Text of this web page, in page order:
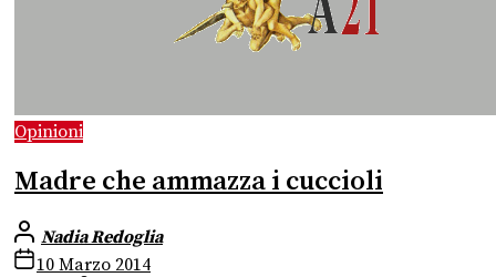
Opinioni
Madre che ammazza i cuccioli
Nadia Redoglia
10 Marzo 2014